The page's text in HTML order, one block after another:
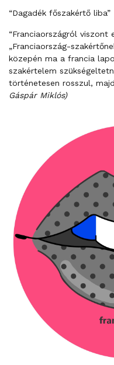
“Dagadék főszakértő liba”
“Franciaországról
„Franciaország-
közepén ma a francia
szakértelem
történetesen rosszul,
Gáspár Miklós)